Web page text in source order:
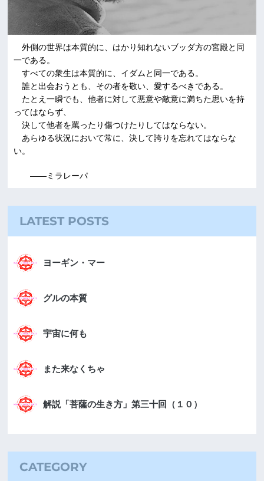
外側の世界は本質的に、はかり知れないブッダ方の宮殿と同
一である。
すべての衆生は本質的に、イダムと同一である。
誰と出会おうとも、その者を敬い、愛するべきである。
たとえ一瞬でも、他者に対して悪意や敵意に満ちた思いを持
ってはならず、
決して他者を罵ったり傷つけたりしてはならない。
あらゆる状況において常に、決して誇りを忘れてはならな
い。
――ミラレーパ
LATEST POSTS
ヨーギン・マー
グルの本質
宇宙に何も
また来なくちゃ
解説「菩薩の生き方」第三十回（１０）
CATEGORY